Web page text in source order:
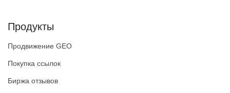
Продукты
Продвижение GEO
Покупка ссылок
Биржа отзывов